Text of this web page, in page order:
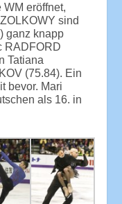
WM eröffnet,
sind
ganz knapp
RADFORD
Tatiana
(75.84). Ein
bevor. Mari
als 16. in